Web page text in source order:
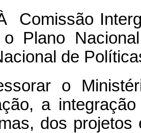
Comissão
o Plano
de
o
a
dos